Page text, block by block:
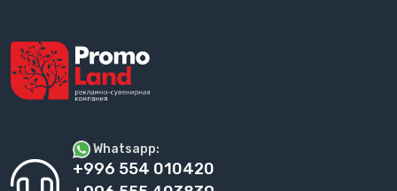
Whatsapp:
+996 554 010420